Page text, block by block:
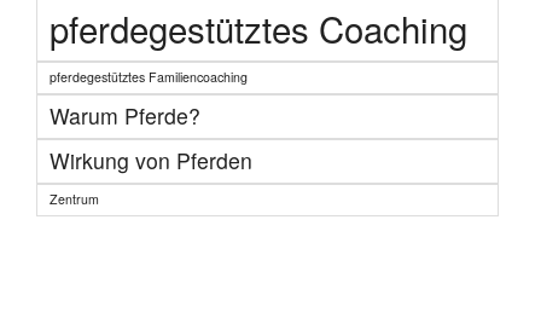
pferdegestütztes Coaching
pferdegestütztes Familiencoaching
Warum Pferde?
Wirkung von Pferden
Zentrum